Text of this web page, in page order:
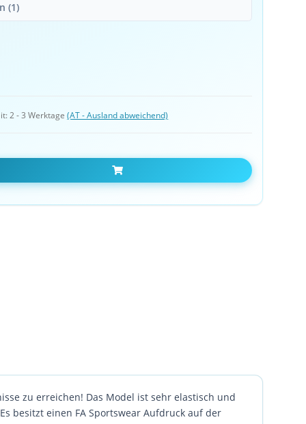
(1)
2 - 3 Werktage(AT - Ausland abweichend)
In den Warenkorb
zu erreichen! Das Model ist sehr elastisch und
besitzt einen FA Sportswear Aufdruck auf der